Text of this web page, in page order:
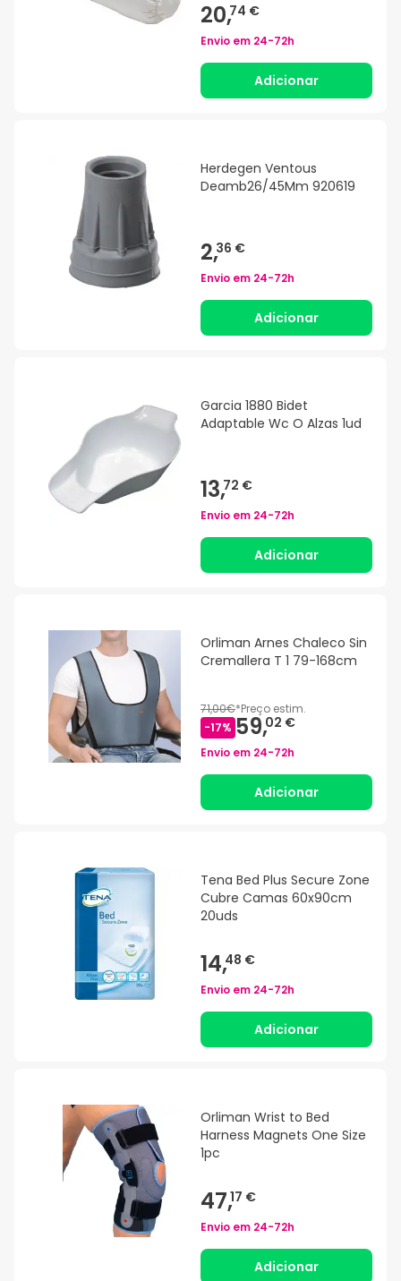
20,74 €
Envio em 24-72h
Adicionar
Herdegen Ventous
Deamb26/45Mm 920619
2,36 €
Envio em 24-72h
Adicionar
Garcia 1880 Bidet
Adaptable Wc O Alzas 1ud
13,72 €
Envio em 24-72h
Adicionar
Orliman Arnes Chaleco Sin
Cremallera T 1 79-168cm
71,00€*Preço estim.
-17% 59,02 €
Envio em 24-72h
Adicionar
Tena Bed Plus Secure Zone
Cubre Camas 60x90cm
20uds
14,48 €
Envio em 24-72h
Adicionar
Orliman Wrist to Bed
Harness Magnets One Size
1pc
47,17 €
Envio em 24-72h
Adicionar